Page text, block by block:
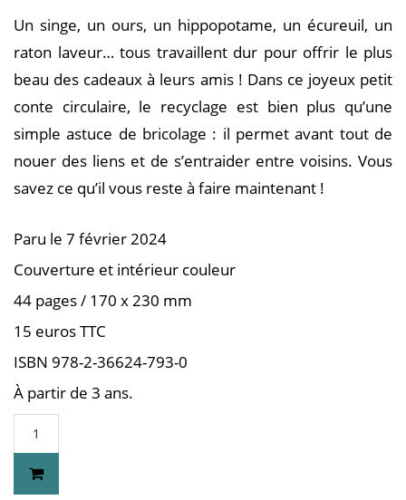
Un singe, un ours, un hippopotame, un écureuil, un
raton laveur… tous travaillent dur pour offrir le plus
beau des cadeaux à leurs amis ! Dans ce joyeux petit
conte circulaire, le recyclage est bien plus qu’une
simple astuce de bricolage : il permet avant tout de
nouer des liens et de s’entraider entre voisins. Vous
savez ce qu’il vous reste à faire maintenant !
Paru le 7 février 2024
Couverture et intérieur couleur
44 pages / 170 x 230 mm
15 euros TTC
ISBN 978-2-36624-793-0
À partir de 3 ans.